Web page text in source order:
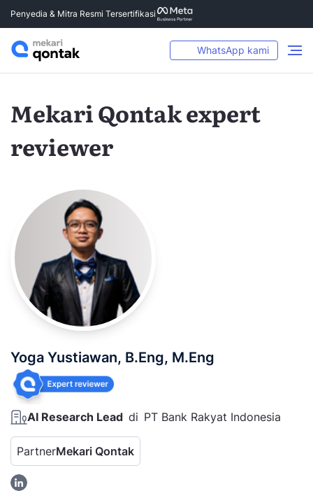
Penyedia & Mitra Resmi Tersertifikasi
WhatsApp kami
Mekari Qontak expert
reviewer
Yoga Yustiawan, B.Eng, M.Eng
AI Research Lead di PT Bank Rakyat Indonesia
PartnerMekari Qontak